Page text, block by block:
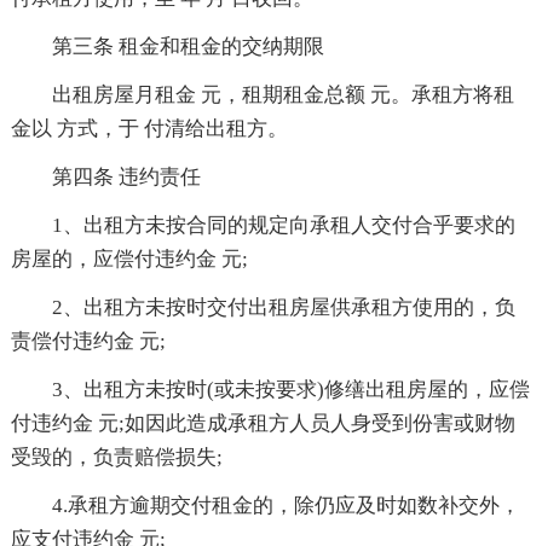
第三条 租金和租金的交纳期限
出租房屋月租金 元，租期租金总额 元。承租方将租
金以 方式，于 付清给出租方。
第四条 违约责任
1、出租方未按合同的规定向承租人交付合乎要求的
房屋的，应偿付违约金 元;
2、出租方未按时交付出租房屋供承租方使用的，负
责偿付违约金 元;
3、出租方未按时(或未按要求)修缮出租房屋的，应偿
付违约金 元;如因此造成承租方人员人身受到份害或财物
受毁的，负责赔偿损失;
4.承租方逾期交付租金的，除仍应及时如数补交外，
应支付违约金 元;